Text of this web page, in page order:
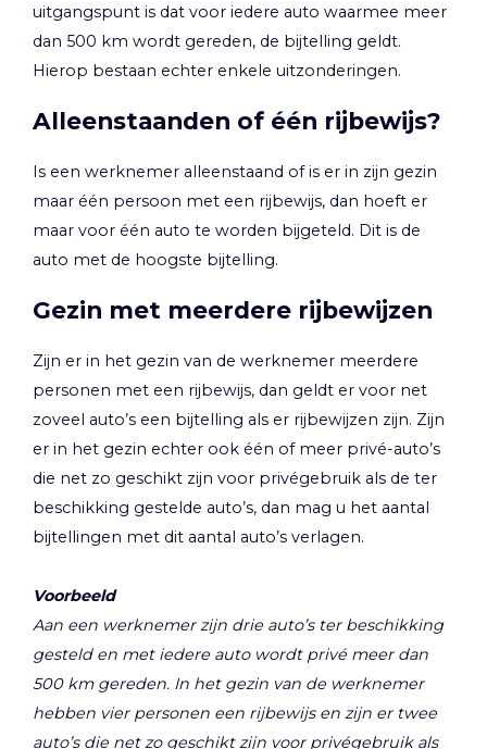
uitgangspunt is dat voor iedere auto waarmee meer
dan 500 km wordt gereden, de bijtelling geldt.
Hierop bestaan echter enkele uitzonderingen.
Alleenstaanden of één rijbewijs?
Is een werknemer alleenstaand of is er in zijn gezin
maar één persoon met een rijbewijs, dan hoeft er
maar voor één auto te worden bijgeteld. Dit is de
auto met de hoogste bijtelling.
Gezin met meerdere rijbewijzen
Zijn er in het gezin van de werknemer meerdere
personen met een rijbewijs, dan geldt er voor net
zoveel auto’s een bijtelling als er rijbewijzen zijn. Zijn
er in het gezin echter ook één of meer privé-auto’s
die net zo geschikt zijn voor privégebruik als de ter
beschikking gestelde auto’s, dan mag u het aantal
bijtellingen met dit aantal auto’s verlagen.
Voorbeeld
Aan een werknemer zijn drie auto’s ter beschikking
gesteld en met iedere auto wordt privé meer dan
500 km gereden. In het gezin van de werknemer
hebben vier personen een rijbewijs en zijn er twee
auto’s die net zo geschikt zijn voor privégebruik als